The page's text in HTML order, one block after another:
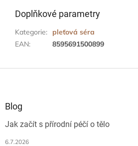
Doplňkové parametry
Kategorie:
pleťová séra
EAN: 8595691500899
Blog
Jak začít s přírodní péčí o tělo
6.7.2026